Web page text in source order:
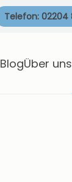
Telefon: 02204
BlogÜber uns